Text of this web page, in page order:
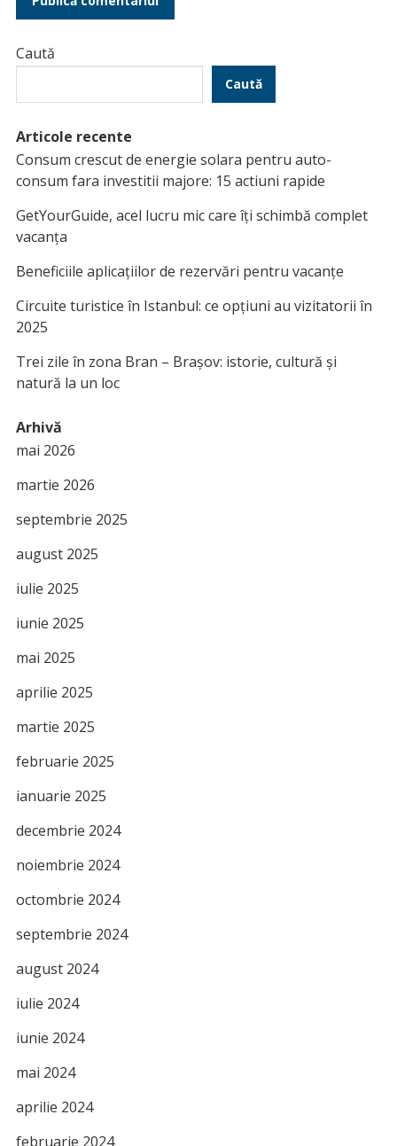
Caută
Caută
Articole recente
Consum crescut de energie solara pentru auto-
consum fara investitii majore: 15 actiuni rapide
GetYourGuide, acel lucru mic care îți schimbă complet
vacanța
Beneficiile aplicațiilor de rezervări pentru vacanțe
Circuite turistice în Istanbul: ce opțiuni au vizitatorii în
2025
Trei zile în zona Bran – Brașov: istorie, cultură și
natură la un loc
Arhivă
mai 2026
martie 2026
septembrie 2025
august 2025
iulie 2025
iunie 2025
mai 2025
aprilie 2025
martie 2025
februarie 2025
ianuarie 2025
decembrie 2024
noiembrie 2024
octombrie 2024
septembrie 2024
august 2024
iulie 2024
iunie 2024
mai 2024
aprilie 2024
februarie 2024